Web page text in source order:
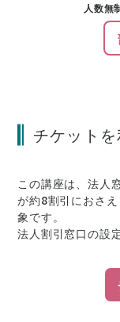
人数無
チケット
この講座は、法人
が約8割引におさ
象です。
法人割引窓口の設